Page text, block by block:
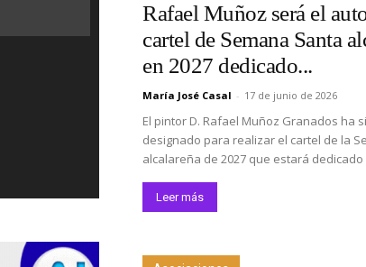
Rafael Muñoz será el
cartel de Semana Santa
en 2027 dedicado...
María José Casal - 17 de junio de 2026
El pintor D. Rafael Muñoz Granados ha
designado para realizar el cartel de la
alcalareña de 2027 que estará dedicado
Leer más